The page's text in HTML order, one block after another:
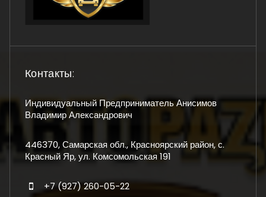
Контакты:
Индивидуальный Предприниматель Анисимов
Владимир Александрович
446370, Самарская обл., Красноярский район, с.
Красный Яр, ул. Комсомольская 191
+7 (927) 260-05-22